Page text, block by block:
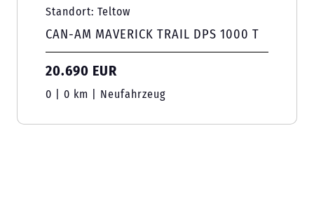
Standort: Teltow
CAN-AM MAVERICK TRAIL DPS 1000 T
20.690 EUR
0 | 0 km | Neufahrzeug